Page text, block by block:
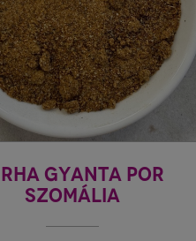
GYANTA POR
SZOMÁLIA